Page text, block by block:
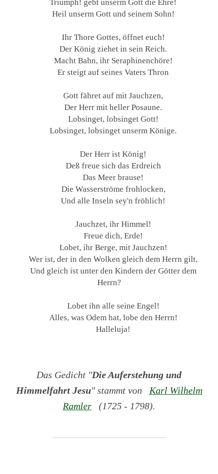
Triumph! gebt unserm Gott die Ehre!
Heil unserm Gott und seinem Sohn!
Ihr Thore Gottes, öffnet euch!
Der König ziehet in sein Reich.
Macht Bahn, ihr Seraphinenchöre!
Er steigt auf seines Vaters Thron
Gott fähret auf mit Jauchzen,
Der Herr mit heller Posaune.
Lobsinget, lobsinget Gott!
Lobsinget, lobsinget unserm Könige.
Der Herr ist König!
Deß freue sich das Erdreich
Das Meer brause!
Die Wasserströme frohlocken,
Und alle Inseln sey'n fröhlich!
Jauchzet, ihr Himmel!
Freue dich, Erde!
Lobet, ihr Berge, mit Jauchzen!
Wer ist, der in den Wolken gleich dem Herrn gilt,
Und gleich ist unter den Kindern der Götter dem
Herrn?
Lobet ihn alle seine Engel!
Alles, was Odem hat, lobe den Herrn!
Halleluja!
Das Gedicht "Die Auferstehung und
Himmelfahrt Jesu" stammt von
Karl Wilhelm
Ramler (1725 - 1798).